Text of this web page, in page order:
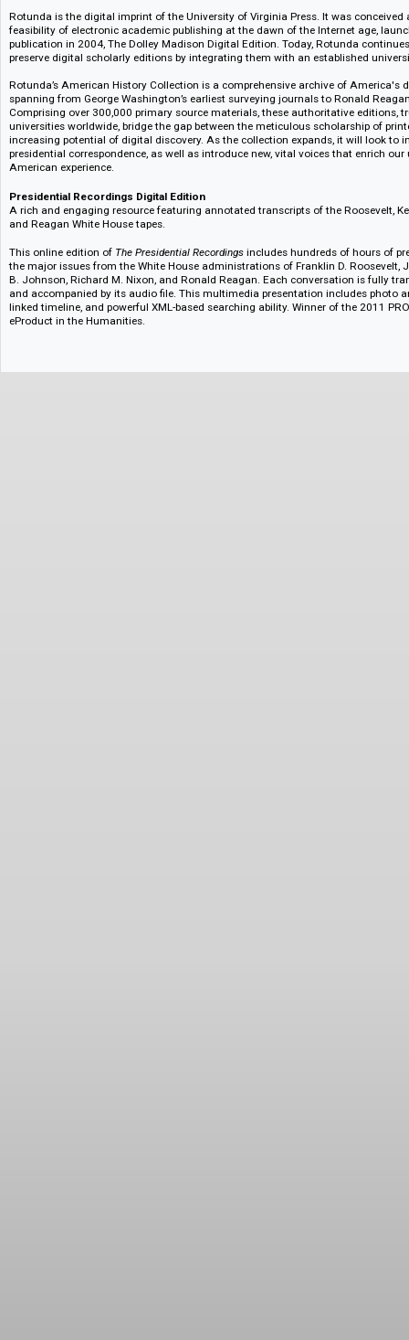
10928401
Verlagsinformation :: Publisher's information
Rotunda is the digital imprint of the University of Virginia Press. It was
feasibility of electronic academic publishing at the dawn of the Internet
publication in 2004, The Dolley Madison Digital Edition. Today, Rotunda
preserve digital scholarly editions by integrating them with an
Rotunda’s American History Collection is a comprehensive archive of
Comprising over 300,000 primary source materials, these authoritative
universities worldwide, bridge the gap between the meticulous
increasing potential of digital discovery. As the collection expands, it
presidential correspondence, as well as introduce new, vital voices that
American experience.
Presidential Recordings Digital Edition
A rich and engaging resource featuring annotated transcripts of the
and Reagan White House tapes.
the major issues from the White House administrations of Franklin D.